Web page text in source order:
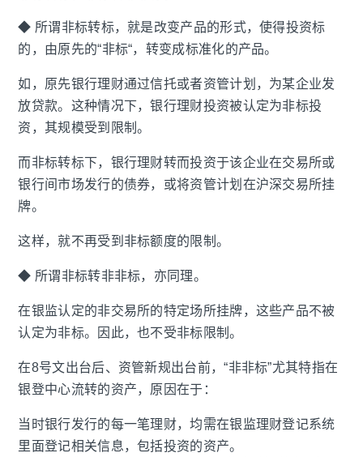
◆ 所谓非标转标，就是改变产品的形式，使得投资标
的，由原先的“非标“，转变成标准化的产品。
如，原先银行理财通过信托或者资管计划，为某企业发
放贷款。这种情况下，银行理财投资被认定为非标投
资，其规模受到限制。
而非标转标下，银行理财转而投资于该企业在交易所或
银行间市场发行的债券，或将资管计划在沪深交易所挂
牌。
这样，就不再受到非标额度的限制。
◆ 所谓非标转非非标，亦同理。
在银监认定的非交易所的特定场所挂牌，这些产品不被
认定为非标。因此，也不受非标限制。
在8号文出台后、资管新规出台前，“非非标”尤其特指在
银登中心流转的资产，原因在于：
当时银行发行的每一笔理财，均需在银监理财登记系统
里面登记相关信息，包括投资的资产。